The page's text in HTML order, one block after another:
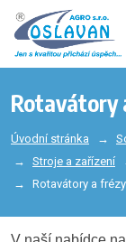
Rotavátory
Úvodní stránka
Stroje a zařízení
Rotavátory a frézy